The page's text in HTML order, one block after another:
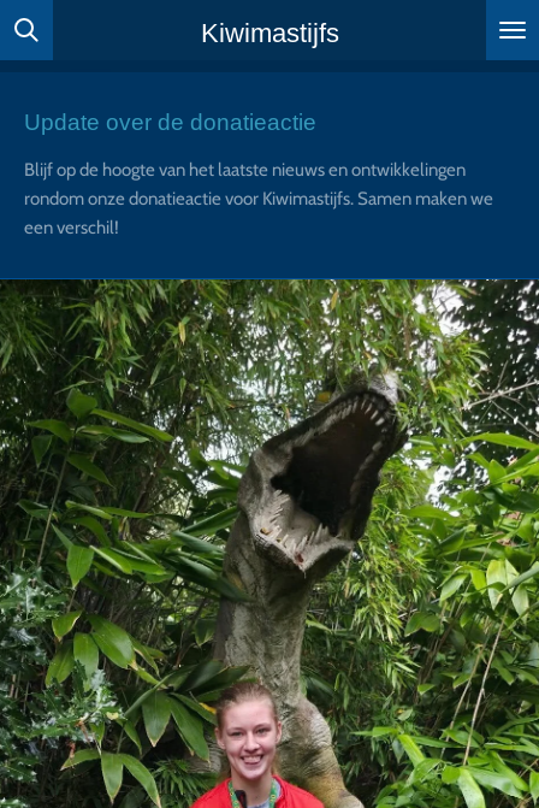
Ga
de
hoofdinhoud
Kiwimastijfs
Update over de donatieactie
Blijf op de hoogte van het laatste nieuws en ontwikkelingen
rondom onze donatieactie voor Kiwimastijfs. Samen maken we
een verschil!